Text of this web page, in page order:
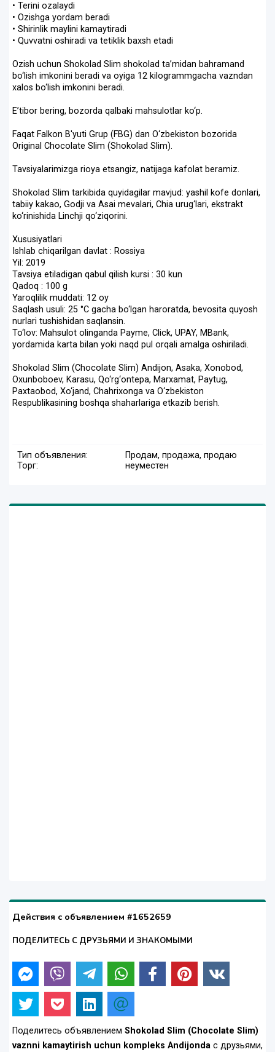
• Terini ozalaydi
• Ozishga yordam beradi
• Shirinlik maylini kamaytiradi
• Quvvatni oshiradi va tetiklik baxsh etadi
Ozish uchun Shokolad Slim shokolad ta’midan bahramand
bo‘lish imkonini beradi va oyiga 12 kilogrammgacha vazndan
xalos bo‘lish imkonini beradi.
E’tibor bering, bozorda qalbaki mahsulotlar ko‘p.
Faqat Falkon B'yuti Grup (FBG) dan O‘zbekiston bozorida
Original Chocolate Slim (Shokolad Slim).
Tavsiyalarimizga rioya etsangiz, natijaga kafolat beramiz.
Shokolad Slim tarkibida quyidagilar mavjud: yashil kofe donlari,
tabiiy kakao, Godji va Asai mevalari, Chia urug‘lari, ekstrakt
ko‘rinishida Linchji qo‘ziqorini.
Xususiyatlari
Ishlab chiqarilgan davlat : Rossiya
Yil: 2019
Tavsiya etiladigan qabul qilish kursi : 30 kun
Qadoq : 100 g
Yaroqlilik muddati: 12 oy
Saqlash usuli: 25 °C gacha bo‘lgan haroratda, bevosita quyosh
nurlari tushishidan saqlansin.
To‘lov: Mahsulot olinganda Payme, Click, UPAY, MBank,
yordamida karta bilan yoki naqd pul orqali amalga oshiriladi.
Shokolad Slim (Chocolate Slim) Andijon, Asaka, Xonobod,
Oxunboboev, Karasu, Qo‘rg‘ontepa, Marxamat, Paytug,
Paxtaobod, Xo‘jand, Chahrixonga va O‘zbekiston
Respublikasining boshqa shaharlariga etkazib berish.
Тип объявления:
Продам, продажа, продаю
Торг:
неуместен
Действия с объявлением #1652659
ПОДЕЛИТЕСЬ С ДРУЗЬЯМИ И ЗНАКОМЫМИ
Поделитесь объявлением Shokolad Slim (Chocolate Slim)
vaznni kamaytirish uchun kompleks Andijonda с друзьями,